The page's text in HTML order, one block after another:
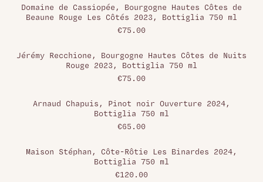
Domaine de Cassiopée, Bourgogne Hautes Côtes de
Beaune Rouge Les Côtés 2023, Bottiglia 750 ml
€75.00
Jérémy Recchione, Bourgogne Hautes Côtes de Nuits
Rouge 2023, Bottiglia 750 ml
€75.00
Arnaud Chapuis, Pinot noir Ouverture 2024,
Bottiglia 750 ml
€65.00
Maison Stéphan, Côte-Rôtie Les Binardes 2024,
Bottiglia 750 ml
€120.00